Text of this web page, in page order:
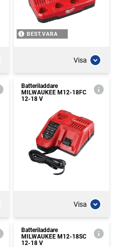
BEST.VARA
Visa
Batteriladdare
MILWAUKEE M12-18FC
12-18 V
Visa
Batteriladdare
MILWAUKEE M12-18SC
12-18 V